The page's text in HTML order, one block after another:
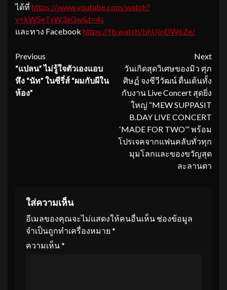
ได้ที่ https://www.youtube.com/watch?
v=kW5eTsW3aGw&t=4s
และทาง Facebook https://fb.watch/bhUjoDW6Ze/
Continue
Reading
Previous
“แปลน” ไม่รู้ใจตัวเองแอบ
หึง “นัท” ในซีรี่ส์ “ผมกับผีใน
ห้อง”
Next
วันเกิดสุดวิเศษของมิว ศุภ
ศิษฏ์ จงชีวีวัฒน์ ตื่นเต้นทั้ง
กับงาน Live Concert สุดยิ่ง
ใหญ่ “MEW SUPPASIT
B.DAY LIVE CONCERT
‘MADE FOR TWO’” พร้อม
โปรเจคจากแฟนคลับทั่วทุก
มุมโลกและของขวัญสุด
ละลานตา
ใส่ความเห็น
อีเมลของคุณจะไม่แสดงให้คนอื่นเห็น ช่องข้อมูล
จำเป็นถูกทำเครื่องหมาย *
ความเห็น*